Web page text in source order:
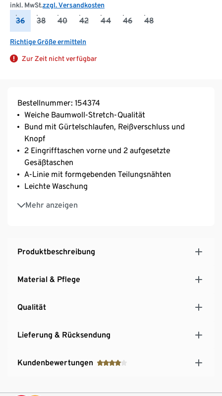
inkl. MwSt.zzgl. Versandkosten
36 38 40 42 44 46 48
Richtige Größe ermitteln
Zur Zeit nicht verfügbar
Bestellnummer: 154374
Weiche Baumwoll-Stretch-Qualität
Bund mit Gürtelschlaufen, Reißverschluss und
Knopf
2 Eingrifftaschen vorne und 2 aufgesetzte
Gesäßtaschen
A-Linie mit formgebenden Teilungsnähten
Leichte Waschung
Mehr anzeigen
Mit Elasthan: formbeständig, perfekter Sitz, hoher
Tragekomfort
Produktbeschreibung
Material & Pflege
Qualität
Lieferung & Rücksendung
Kundenbewertungen